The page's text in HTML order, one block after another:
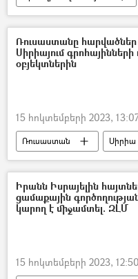
Լեռնային Ղարաբաղ
Հայաստան
ՀՀ ազգային
Ռուսաստանը հարվածներ
Սիրիայում
օբյեկտներին
15 հոկտեմբերի 2023,
Ռուսաստան
Սիրիա
անօդաչու թռչող սարք (ԱԹՍ)
Իրանն Իսրայելին
ցամաքային
կարող է միջամտել. ԶԼՄ
15 հոկտեմբերի 2023, 12:50